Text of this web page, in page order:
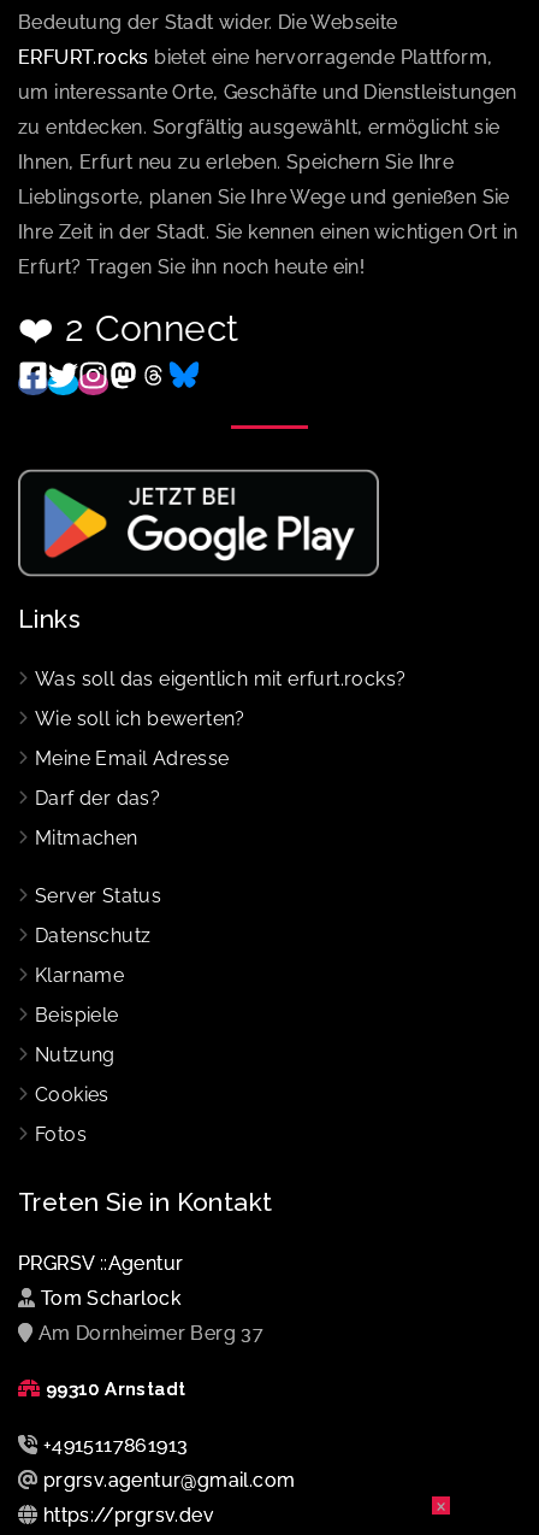
Bedeutung der Stadt wider. Die Webseite
ERFURT.rocks bietet eine hervorragende Plattform,
um interessante Orte, Geschäfte und Dienstleistungen
zu entdecken. Sorgfältig ausgewählt, ermöglicht sie
Ihnen, Erfurt neu zu erleben. Speichern Sie Ihre
Lieblingsorte, planen Sie Ihre Wege und genießen Sie
Ihre Zeit in der Stadt. Sie kennen einen wichtigen Ort in
Erfurt? Tragen Sie ihn noch heute ein!
❤️ 2 Connect
Links
Was soll das eigentlich mit erfurt.rocks?
Wie soll ich bewerten?
Meine Email Adresse
Darf der das?
Mitmachen
Server Status
Datenschutz
Klarname
Beispiele
Nutzung
Cookies
Fotos
Treten Sie in Kontakt
PRGRSV ::Agentur
Tom Scharlock
Am Dornheimer Berg 37
99310 Arnstadt
+4915117861913
prgrsv.agentur@gmail.com
https://prgrsv.dev
×